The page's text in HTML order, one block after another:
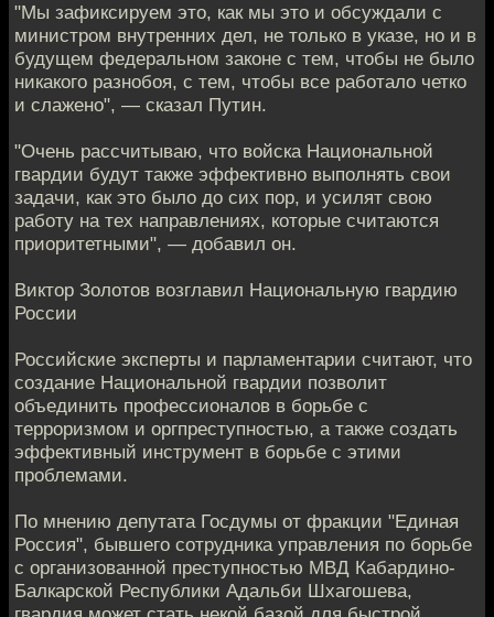
"Мы зафиксируем это, как мы это и обсуждали с
министром внутренних дел, не только в указе, но и в
будущем федеральном законе с тем, чтобы не было
никакого разнобоя, с тем, чтобы все работало четко
и слажено", — сказал Путин.
"Очень рассчитываю, что войска Национальной
гвардии будут также эффективно выполнять свои
задачи, как это было до сих пор, и усилят свою
работу на тех направлениях, которые считаются
приоритетными", — добавил он.
Виктор Золотов возглавил Национальную гвардию
России
Российские эксперты и парламентарии считают, что
создание Национальной гвардии позволит
объединить профессионалов в борьбе с
терроризмом и оргпреступностью, а также создать
эффективный инструмент в борьбе с этими
проблемами.
По мнению депутата Госдумы от фракции "Единая
Россия", бывшего сотрудника управления по борьбе
с организованной преступностью МВД Кабардино-
Балкарской Республики Адальби Шхагошева,